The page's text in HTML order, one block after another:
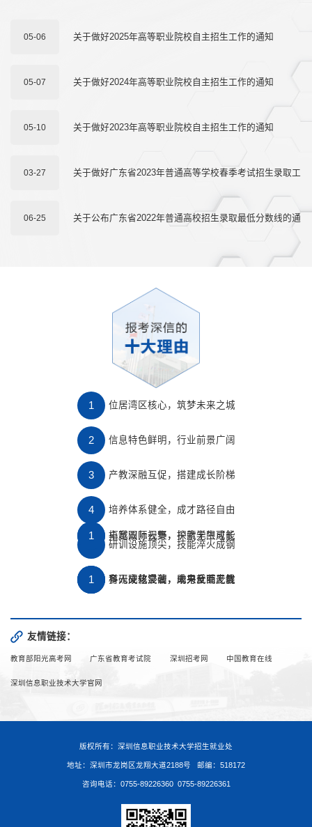
05-06 关于做好2025年高等职业院校自主招生工作的通知
05-07 关于做好2024年高等职业院校自主招生工作的通知
05-10 关于做好2023年高等职业院校自主招生工作的通知
03-27 关于做好广东省2023年普通高等学校春季考试招生录取工
06-25 关于公布广东省2022年普通高校招生录取最低分数线的通
位居湾区核心，筑梦未来之城
信息特色鲜明，行业前景广阔
产教深融互促，搭建成长阶梯
培养体系健全，成才路径自由
研训设施顶尖，技能淬火成钢
科研硬核突破，成果反哺产教
卓越双师云集，护航学生成长
拓宽国际视野，探索无限可能
多元文化浸润，助力全面发展
育人成效显著，未来就业无忧
友情链接：
教育部阳光高考网 广东省教育考试院 深圳招考网 中国教育在线
深圳信息职业技术大学官网
版权所有：深圳信息职业技术大学招生就业处
地址：深圳市龙岗区龙翔大道2188号 邮编：518172
咨询电话：0755-89226360 0755-89226361